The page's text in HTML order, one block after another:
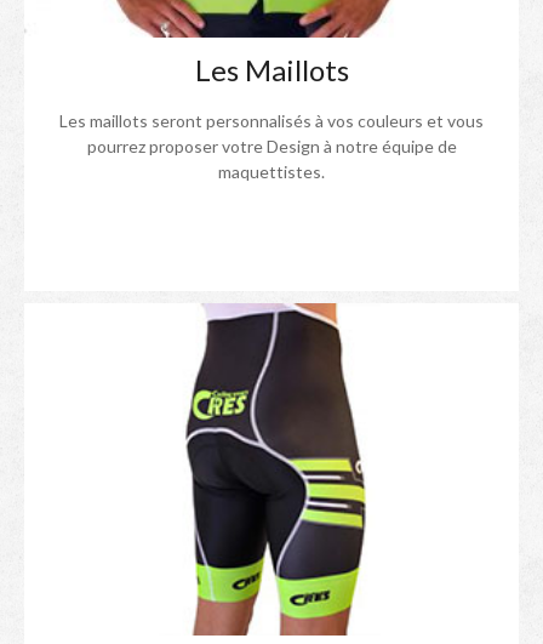
Les Maillots
Les maillots seront personnalisés à vos couleurs et vous
pourrez proposer votre Design à notre équipe de
maquettistes.